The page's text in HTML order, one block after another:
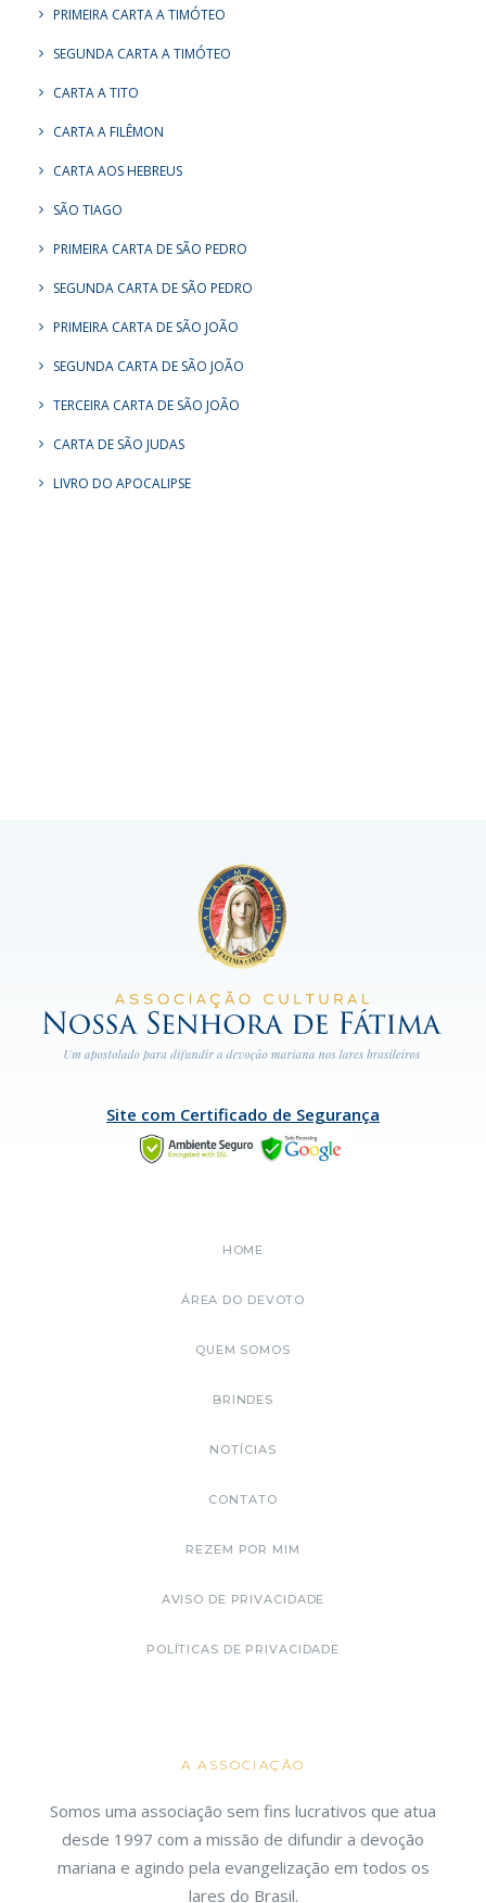
PRIMEIRA CARTA A TIMÓTEO
SEGUNDA CARTA A TIMÓTEO
CARTA A TITO
CARTA A FILÊMON
CARTA AOS HEBREUS
SÃO TIAGO
PRIMEIRA CARTA DE SÃO PEDRO
SEGUNDA CARTA DE SÃO PEDRO
PRIMEIRA CARTA DE SÃO JOÃO
SEGUNDA CARTA DE SÃO JOÃO
TERCEIRA CARTA DE SÃO JOÃO
CARTA DE SÃO JUDAS
LIVRO DO APOCALIPSE
Site com Certificado de Segurança
HOME
ÁREA DO DEVOTO
QUEM SOMOS
BRINDES
NOTÍCIAS
CONTATO
REZEM POR MIM
AVISO DE PRIVACIDADE
POLÍTICAS DE PRIVACIDADE
A ASSOCIAÇÃO
Somos uma associação sem fins lucrativos que atua
desde 1997 com a missão de difundir a devoção
mariana e agindo pela evangelização em todos os
lares do Brasil.